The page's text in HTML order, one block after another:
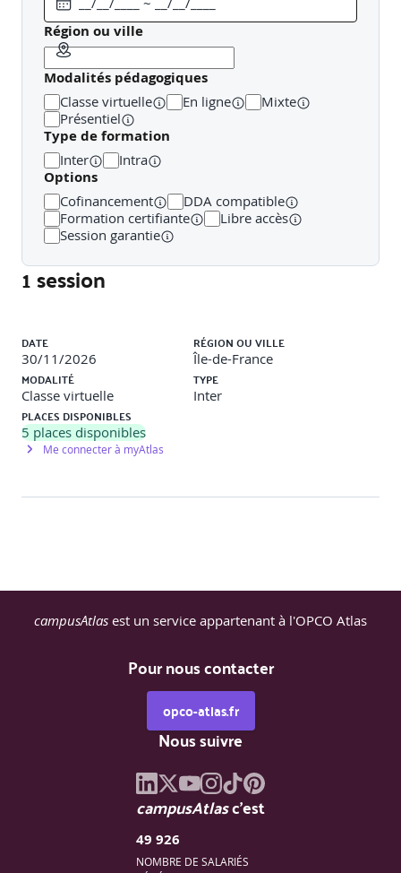
Région ou ville
Modalités pédagogiques
Classe virtuelle En ligne
Mixte
Présentiel
Type de formation
Inter Intra
Options
Cofinancement
DDA compatible
Formation certifiante
Libre accès
Session garantie
1 session
DATE
30/11/2026
RÉGION OU VILLE
Île-de-France
MODALITÉ
Classe virtuelle
TYPE
Inter
PLACES DISPONIBLES
5 places disponibles
Me connecter à myAtlas
campusAtlas est un service appartenant à l'OPCO Atlas
Pour nous contacter
opco-atlas.fr
Nous suivre
campusAtlasc'est
49 926
NOMBRE DE SALARIÉS